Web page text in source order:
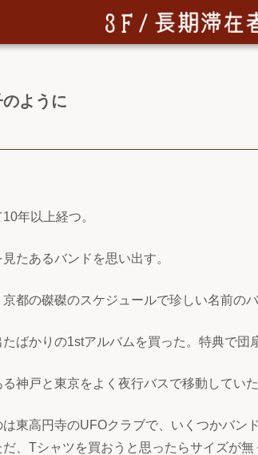
ように
年以上経つ。
たあるバンドを思い出す。
都の磔磔のスケジュールで珍しい名前の
ばかりの1stアルバムを買った。特典で団
神戸と東京をよく夜行バスで移動していた
東高円寺のUFOクラブで、いくつかバン
、Tシャツを買おうと思ったらサイズが